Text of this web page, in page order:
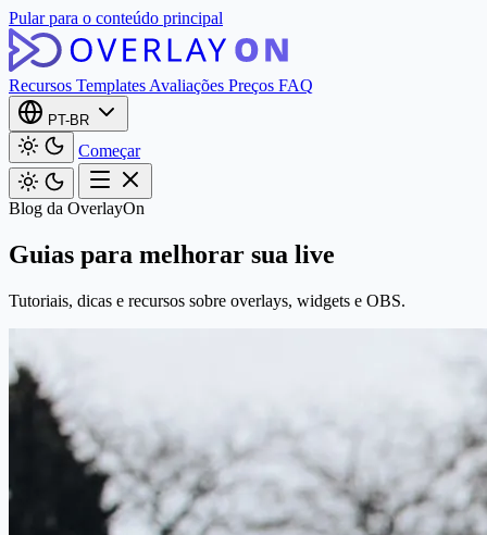
Pular para o conteúdo principal
Recursos Templates Avaliações Preços FAQ
PT-BR
Começar
Blog da OverlayOn
Guias para melhorar sua live
Tutoriais, dicas e recursos sobre overlays, widgets e OBS.